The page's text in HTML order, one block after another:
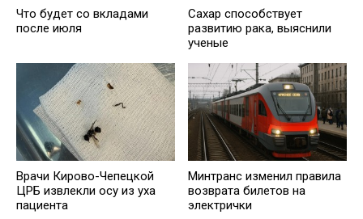
Что будет со вкладами
после июля
Сахар cпособствует
развитию рака, выяснили
ученые
Врачи Кирово-Чепецкой
ЦРБ извлекли осу из уха
пациента
Минтранс изменил правила
возврата билетов на
электрички